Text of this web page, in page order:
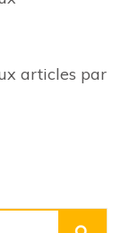
articles par